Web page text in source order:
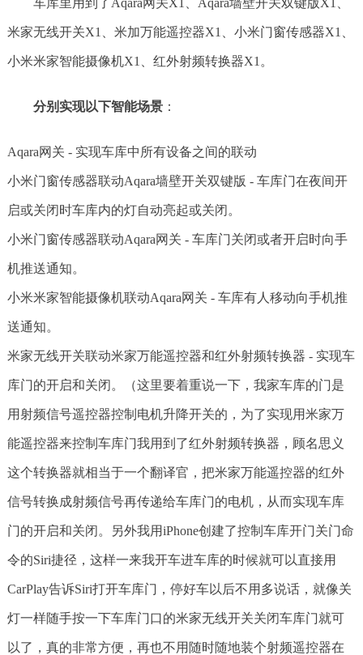
车库里用到了Aqara网关X1、Aqara墙壁开关双键版X1、
米家无线开关X1、米加万能遥控器X1、小米门窗传感器X1、
小米米家智能摄像机X1、红外射频转换器X1。
分别实现以下智能场景：
Aqara网关 - 实现车库中所有设备之间的联动
小米门窗传感器联动Aqara墙壁开关双键版 - 车库门在夜间开
启或关闭时车库内的灯自动亮起或关闭。
小米门窗传感器联动Aqara网关 - 车库门关闭或者开启时向手
机推送通知。
小米米家智能摄像机联动Aqara网关 - 车库有人移动向手机推
送通知。
米家无线开关联动米家万能遥控器和红外射频转换器 - 实现车
库门的开启和关闭。（这里要着重说一下，我家车库的门是
用射频信号遥控器控制电机升降开关的，为了实现用米家万
能遥控器来控制车库门我用到了红外射频转换器，顾名思义
这个转换器就相当于一个翻译官，把米家万能遥控器的红外
信号转换成射频信号再传递给车库门的电机，从而实现车库
门的开启和关闭。另外我用iPhone创建了控制车库开门关门命
令的Siri捷径，这样一来我开车进车库的时候就可以直接用
CarPlay告诉Siri打开车库门，停好车以后不用多说话，就像关
灯一样随手按一下车库门口的米家无线开关关闭车库门就可
以了，真的非常方便，再也不用随时随地装个射频遥控器在